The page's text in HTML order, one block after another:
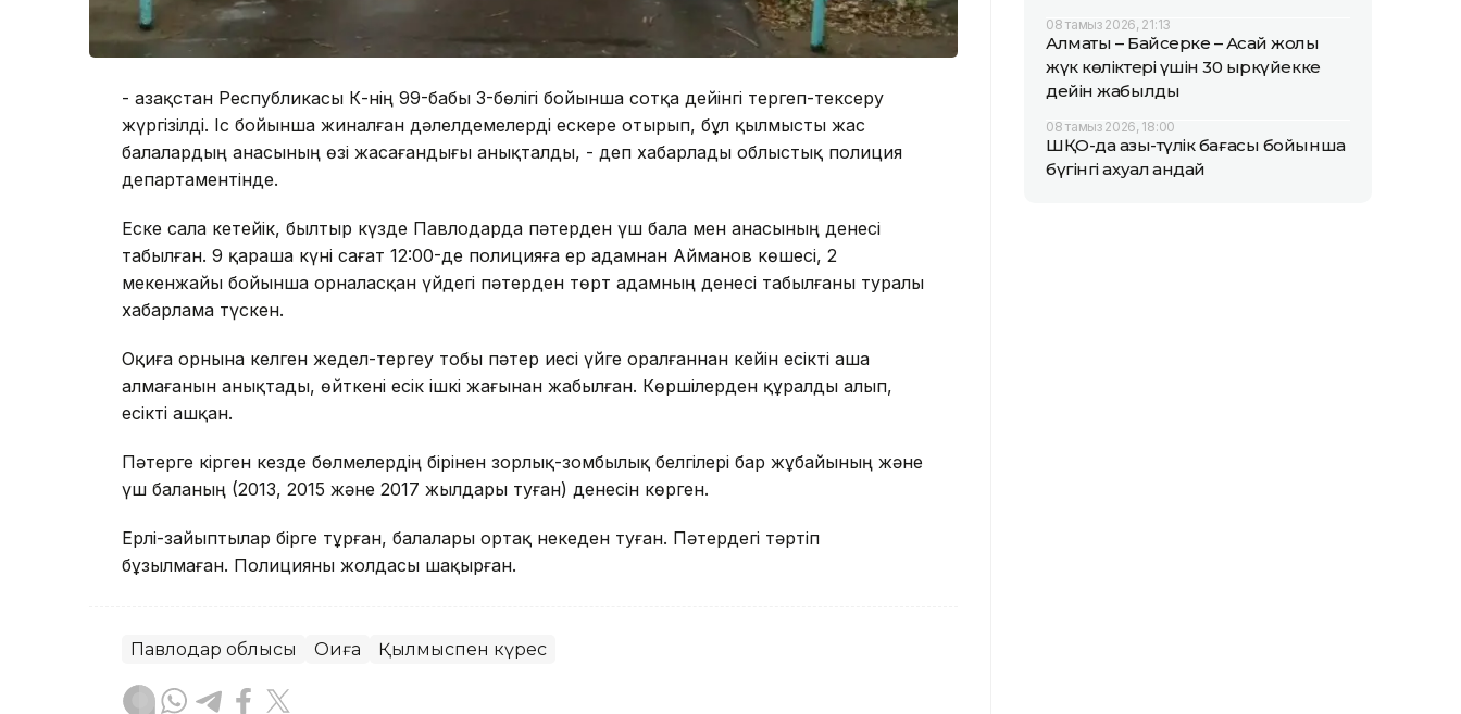
- Қазақстан Республикасы ҚК-нің 99-бабы 3-бөлігі бойынша сотқа дейінгі тергеп-тексеру
жүргізілді. Іс бойынша жиналған дәлелдемелерді ескере отырып, бұл қылмысты жас
балалардың анасының өзі жасағандығы анықталды, - деп хабарлады облыстық полиция
департаментінде.
Еске сала кетейік, былтыр күзде Павлодарда пәтерден үш бала мен анасының денесі
табылған. 9 қараша күні сағат 12:00-де полицияға ер адамнан Айманов көшесі, 2
мекенжайы бойынша орналасқан үйдегі пәтерден төрт адамның денесі табылғаны туралы
хабарлама түскен.
Оқиға орнына келген жедел-тергеу тобы пәтер иесі үйге оралғаннан кейін есікті аша
алмағанын анықтады, өйткені есік ішкі жағынан жабылған. Көршілерден құралды алып,
есікті ашқан.
Пәтерге кірген кезде бөлмелердің бірінен зорлық-зомбылық белгілері бар жұбайының және
үш баланың (2013, 2015 және 2017 жылдары туған) денесін көрген.
Ерлі-зайыптылар бірге тұрған, балалары ортақ некеден туған. Пәтердегі тәртіп
бұзылмаған. Полицияны жолдасы шақырған.
Павлодар облысы Оқиға Қылмыспен күрес
08 тамыз 2026, 21:13
Алматы – Байсерке – Ақсай жолы
жүк көліктері үшін 30 қыркүйекке
дейін жабылды
08 тамыз 2026, 18:00
ШҚО-да азық-түлік бағасы бойынша
бүгінгі ахуал қандай